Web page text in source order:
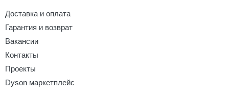
штрих
штрих код сканер
весы для новорожденных
Доставка и оплата
Гарантия и возврат
Вакансии
Контакты
Проекты
Dyson маркетплейс